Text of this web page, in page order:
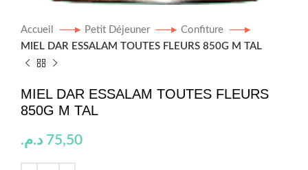
Accueil Petit Déjeuner
Confiture
MIEL DAR ESSALAM TOUTES FLEURS 850G M TAL
MIEL DAR ESSALAM TOUTES FLEURS
850G M TAL
75,50 د.م.